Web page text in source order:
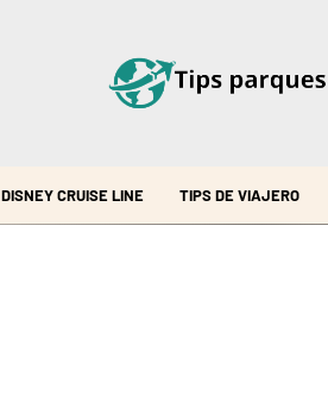
DISNEY CRUISE LINE TIPS DE VIAJERO